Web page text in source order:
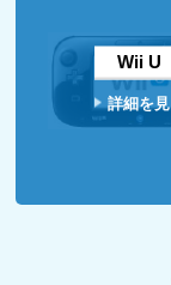
Wii U
詳細を